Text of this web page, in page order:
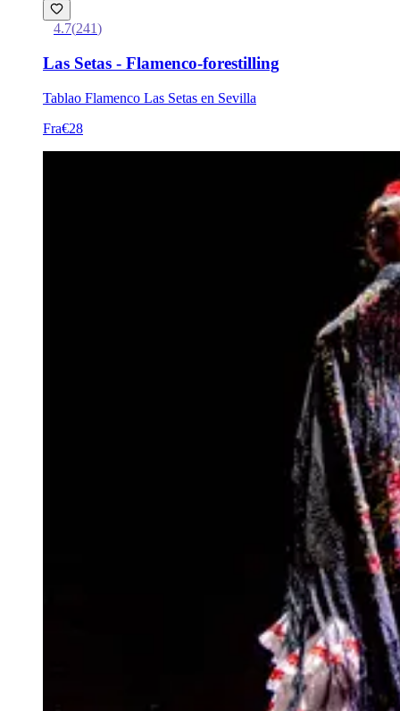
4.7(241)
Las Setas - Flamenco-forestilling
Tablao Flamenco Las Setas en Sevilla
Fra€28